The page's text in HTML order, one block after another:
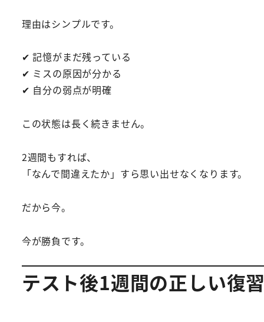
理由はシンプルです。
✔ 記憶がまだ残っている
✔ ミスの原因が分かる
✔ 自分の弱点が明確
この状態は長く続きません。
2週間もすれば、
「なんで間違えたか」すら思い出せなくなります。
だから今。
今が勝負です。
テスト後1週間の正しい復